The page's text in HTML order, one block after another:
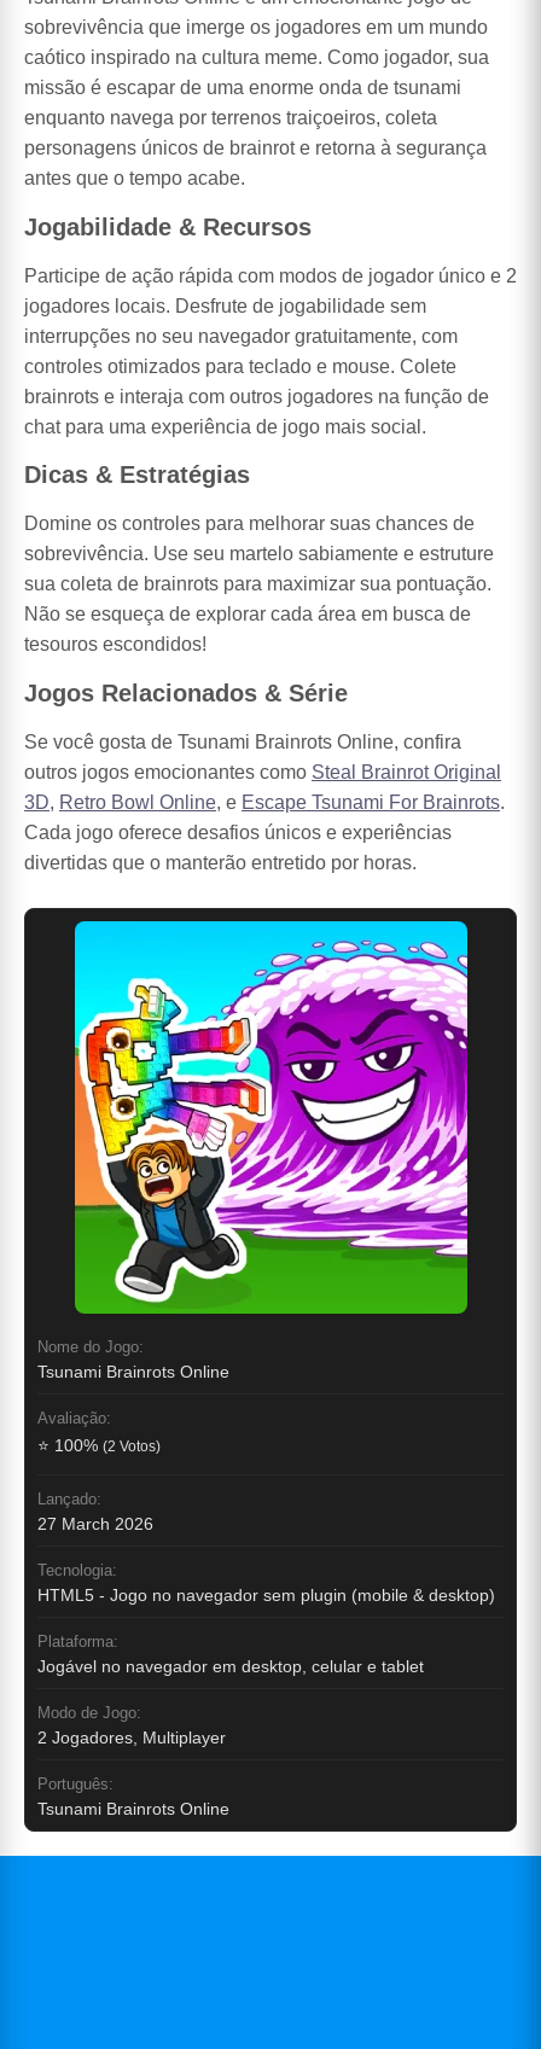
sobrevivência que imerge os jogadores em um mundo
caótico inspirado na cultura meme. Como jogador, sua
missão é escapar de uma enorme onda de tsunami
enquanto navega por terrenos traiçoeiros, coleta
personagens únicos de brainrot e retorna à segurança
antes que o tempo acabe.
Jogabilidade & Recursos
Participe de ação rápida com modos de jogador único e 2
jogadores locais. Desfrute de jogabilidade sem
interrupções no seu navegador gratuitamente, com
controles otimizados para teclado e mouse. Colete
brainrots e interaja com outros jogadores na função de
chat para uma experiência de jogo mais social.
Dicas & Estratégias
Domine os controles para melhorar suas chances de
sobrevivência. Use seu martelo sabiamente e estruture
sua coleta de brainrots para maximizar sua pontuação.
Não se esqueça de explorar cada área em busca de
tesouros escondidos!
Jogos Relacionados & Série
Se você gosta de Tsunami Brainrots Online, confira
outros jogos emocionantes como Steal Brainrot Original
3D, Retro Bowl Online, e Escape Tsunami For Brainrots.
Cada jogo oferece desafios únicos e experiências
divertidas que o manterão entretido por horas.
Nome do Jogo:
Tsunami Brainrots Online
Avaliação:
⭐ 100% (2 Votos)
Lançado:
27 March 2026
Tecnologia:
HTML5 - Jogo no navegador sem plugin (mobile & desktop)
Plataforma:
Jogável no navegador em desktop, celular e tablet
Modo de Jogo:
2 Jogadores, Multiplayer
Português:
Tsunami Brainrots Online